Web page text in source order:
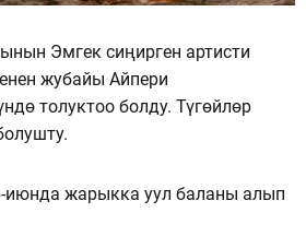
Эмгек сиңирген артисти
жубайы Айпери
толуктоо болду. Түгөйлөр
жарыкка уул баланы алып